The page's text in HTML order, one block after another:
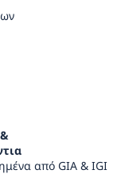
από GIA & IGI